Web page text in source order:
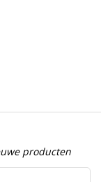
producten